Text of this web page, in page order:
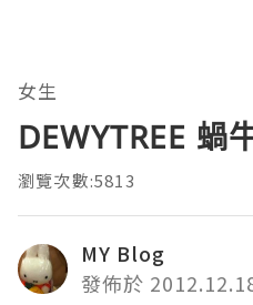
女生
DEWYTREE 蝸
瀏覽次數:5813
MY Blog
發佈於